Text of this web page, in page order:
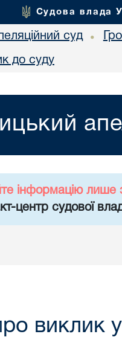
Судова влада
суд •
до суду
інформацію лише
центр судової
виклик у